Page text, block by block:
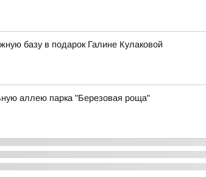
базу в подарок Галине Кулаковой
аллею парка "Березовая роща"